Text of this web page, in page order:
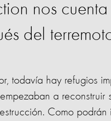
nos
del
todavía hay refugios
a
Como